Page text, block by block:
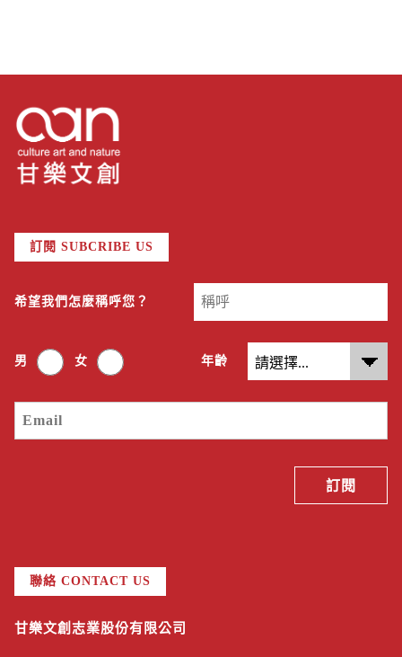
訂閱 SUBCRIBE US
希望我們怎麼稱呼您？
男 女 年齡
聯絡 CONTACT US
甘樂文創志業股份有限公司